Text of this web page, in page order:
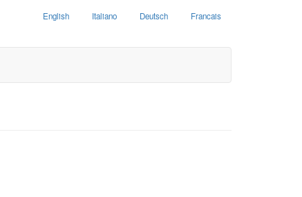
English Italiano Deutsch Francais